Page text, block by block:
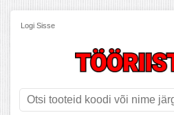
Logi Sisse